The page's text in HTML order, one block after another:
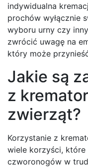
indywidualna
prochów wyłącznie
wyboru urny czy
zwrócić uwagę na
który może
Jakie są
z
zwierząt?
Korzystanie z
wiele korzyści, które
czworonogów w